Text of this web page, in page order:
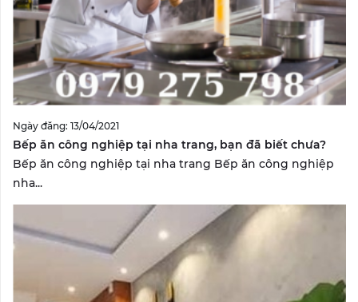
Ngày đăng: 13/04/2021
Bếp ăn công nghiệp tại nha trang, bạn đã biết chưa?
Bếp ăn công nghiệp tại nha trang Bếp ăn công nghiệp
nha...